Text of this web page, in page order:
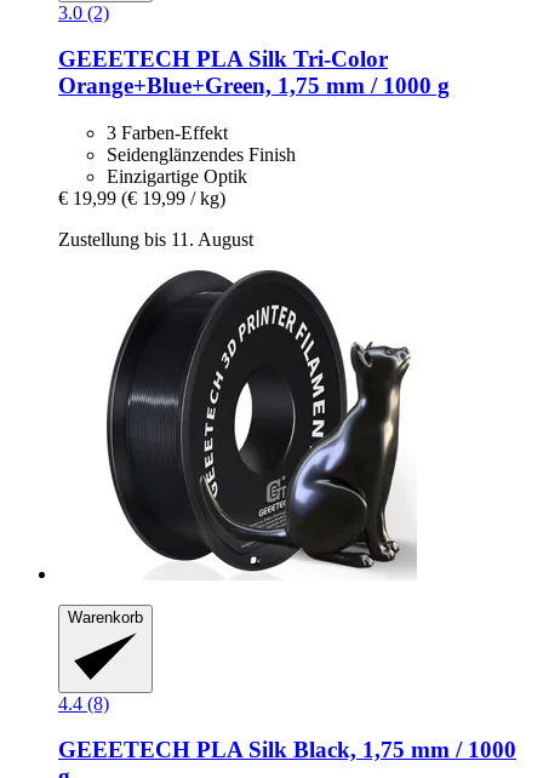
3.0 (2)
GEEETECH PLA Silk Tri-​Color
Orange+Blue+Green, 1,75 mm / 1000 g
3 Farben-Effekt
Seidenglänzendes Finish
Einzigartige Optik
€ 19,99 (€ 19,99 / kg)
Zustellung bis 11. August
Warenkorb
4.4 (8)
GEEETECH PLA Silk Black, 1,75 mm / 1000